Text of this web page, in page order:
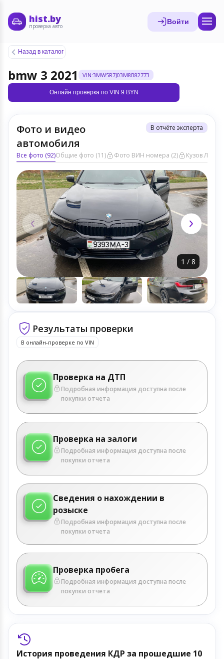
hist.by
проверка авто
Войти
Назад в каталог
bmw 3 2021 VIN:3MW5R7J03M8B82773
Онлайн проверка по VIN 9 BYN
Фото и видео
автомобиля
В отчёте эксперта
Все фото (92)Общие фото (11) Фото ВИН номера (2) Кузов ЛКП
1 / 8
Результаты проверки
В онлайн-проверке по VIN
Проверка на ДТП
Подробная информация доступна после
покупки отчета
Проверка на залоги
Подробная информация доступна после
покупки отчета
Сведения о нахождении в
розыске
Подробная информация доступна после
покупки отчета
Проверка пробега
Подробная информация доступна после
покупки отчета
История проведения КДР за прошедшие 10